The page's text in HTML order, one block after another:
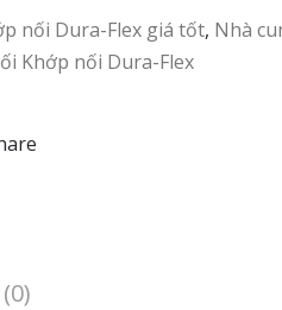
nối Dura-Flex giá tốt, Nhà
Khớp nối Dura-Flex